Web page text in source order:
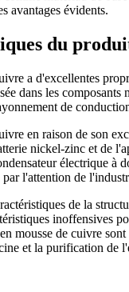
avantages évidents.
du
a d'excellentes
dans les composants
de
en raison de son
nickel-zinc et de
électrique à
par l'attention de
de la
inoffensives
mousse de cuivre
et la purification de